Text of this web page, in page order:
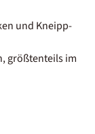
und Kneipp-
größtenteils im